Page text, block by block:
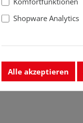
Shopware Analytics
Alle akzeptieren